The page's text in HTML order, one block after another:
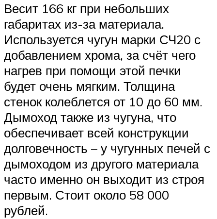
Весит 166 кг при небольших
габаритах из-за материала.
Используется чугун марки СЧ20 с
добавлением хрома, за счёт чего
нагрев при помощи этой печки
будет очень мягким. Толщина
стенок колеблется от 10 до 60 мм.
Дымоход также из чугуна, что
обеспечивает всей конструкции
долговечность – у чугунных печей с
дымоходом из другого материала
часто именно он выходит из строя
первым. Стоит около 58 000
рублей.